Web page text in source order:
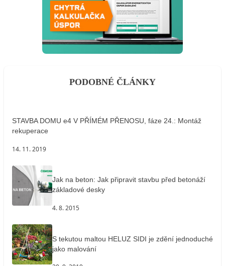
PODOBNÉ ČLÁNKY
STAVBA DOMU e4 V PŘÍMÉM PŘENOSU, fáze 24.: Montáž
rekuperace
14. 11. 2019
Jak na beton: Jak připravit stavbu před betonáží
základové desky
4. 8. 2015
S tekutou maltou HELUZ SIDI je zdění jednoduché
jako malování